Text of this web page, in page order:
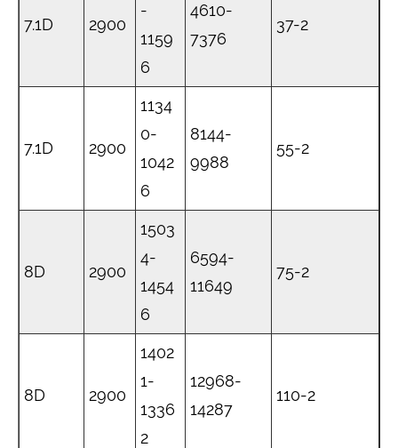
7.1D 2900
-
1159
6
4610-
7376
37-2
7.1D 2900
1134
0-
1042
6
8144-
9988
55-2
8D 2900
1503
4-
1454
6
6594-
11649
75-2
8D 2900
1402
1-
1336
2
12968-
14287
110-2